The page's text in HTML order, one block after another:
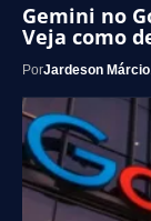
Gemini no
Veja como
PorJardeson Márcio